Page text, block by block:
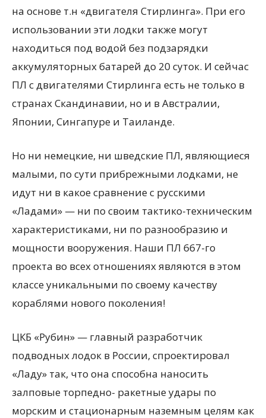
на основе т.н «двигателя Стирлинга». При его
использовании эти лодки также могут
находиться под водой без подзарядки
аккумуляторных батарей до 20 суток. И сейчас
ПЛ с двигателями Стирлинга есть не только в
странах Скандинавии, но и в Австралии,
Японии, Сингапуре и Таиланде.
Но ни немецкие, ни шведские ПЛ, являющиеся
малыми, по сути прибрежными лодками, не
идут ни в какое сравнение с русскими
«Ладами» — ни по своим тактико-техническим
характеристиками, ни по разнообразию и
мощности вооружения. Наши ПЛ 667-го
проекта во всех отношениях являются в этом
классе уникальными по своему качеству
кораблями нового поколения!
ЦКБ «Рубин» — главный разработчик
подводных лодок в России, спроектировал
«Ладу» так, что она способна наносить
залповые торпедно- ракетные удары по
морским и стационарным наземным целям как